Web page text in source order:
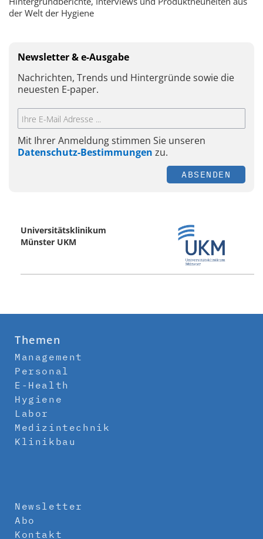
der Welt der Hygiene
Newsletter & e-Ausgabe
Nachrichten, Trends und Hintergründe sowie die
neuesten E-paper.
Mit Ihrer Anmeldung stimmen Sie unseren
Datenschutz-Bestimmungen zu.
ABSENDEN
Universitätsklinikum
Münster UKM
Themen
Management
Personal
E-Health
Hygiene
Labor
Medizintechnik
Klinikbau
Newsletter
Abo
Kontakt